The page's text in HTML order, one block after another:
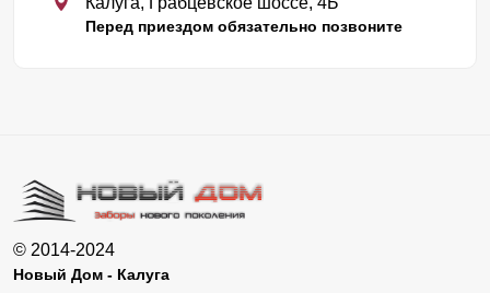
Перед приездом обязательно позвоните
© 2014-2024
Новый Дом - Калуга